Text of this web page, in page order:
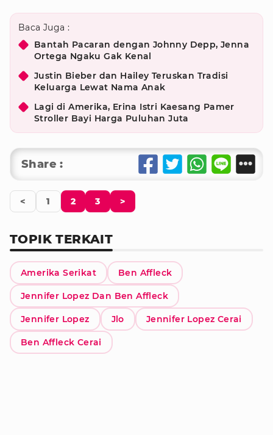
Baca Juga :
Bantah Pacaran dengan Johnny Depp, Jenna
Ortega Ngaku Gak Kenal
Justin Bieber dan Hailey Teruskan Tradisi
Keluarga Lewat Nama Anak
Lagi di Amerika, Erina Istri Kaesang Pamer
Stroller Bayi Harga Puluhan Juta
Share :
< 1 2 3 >
TOPIK TERKAIT
Amerika Serikat Ben Affleck
Jennifer Lopez Dan Ben Affleck
Jennifer Lopez Jlo Jennifer Lopez Cerai
Ben Affleck Cerai